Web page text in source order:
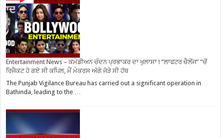
Entertainment News – ਕਮੇਡੀਅਨ ਚੰਦਨ ਪ੍ਰਭਾਕਰ ਦਾ ਖੁਲਾਸਾ ! ”ਲਾਫਟਰ ਚੈਲੇਂਜ” ”ਚੋਂ
ਰਿਜੈਕਟ ਹੋ ਗਏ ਸੀ ਕਪਿਲ, ਮੈਂ ਮੇਕਰਸ ਅੱਗੇ ਜੋੜੇ ਸੀ ਹੱਥ
The Punjab Vigilance Bureau has carried out a significant operation in
Bathinda, leading to the …